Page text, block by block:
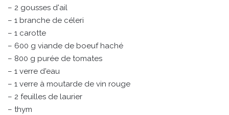
– 2 gousses d'ail
– 1 branche de céleri
– 1 carotte
– 600 g viande de boeuf haché
– 800 g purée de tomates
– 1 verre d'eau
– 1 verre à moutarde de vin rouge
– 2 feuilles de laurier
– thym